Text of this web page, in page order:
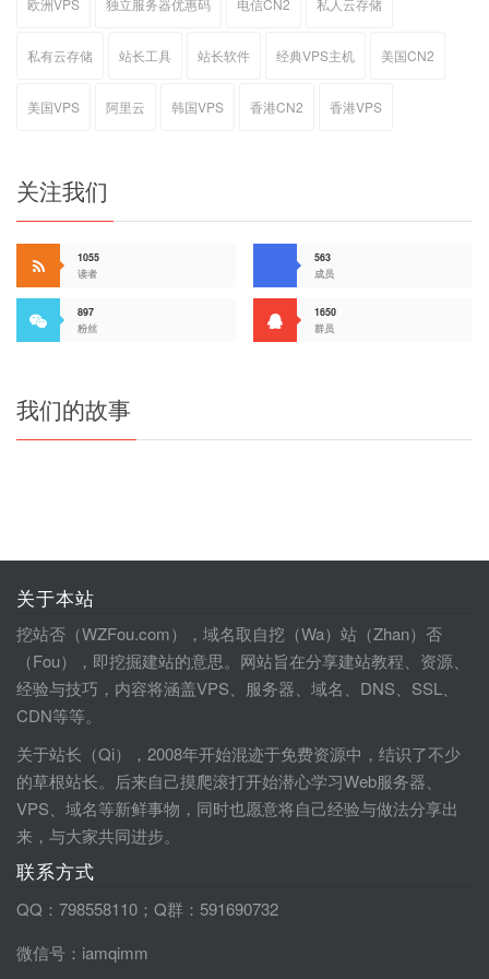
欧洲VPS 独立服务器优惠码 电信CN2 私人云存储
私有云存储 站长工具 站长软件 经典VPS主机 美国CN2
美国VPS 阿里云 韩国VPS 香港CN2 香港VPS
关注我们
1055
读者
563
成员
897
粉丝
1650
群员
我们的故事
关于本站
挖站否（WZFou.com），域名取自挖（Wa）站（Zhan）否
（Fou），即挖掘建站的意思。网站旨在分享建站教程、资源、
经验与技巧，内容将涵盖VPS、服务器、域名、DNS、SSL、
CDN等等。
关于站长（Qi），2008年开始混迹于免费资源中，结识了不少
的草根站长。后来自己摸爬滚打开始潜心学习Web服务器、
VPS、域名等新鲜事物，同时也愿意将自己经验与做法分享出
来，与大家共同进步。
联系方式
QQ：798558110；Q群：591690732
微信号：iamqimm